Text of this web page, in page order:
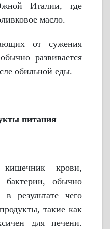
Италии, где
масло.
от сужения
развивается
обильной еды.
питания
крови,
бактерии, обычно
результате чего
такие как
для печени.